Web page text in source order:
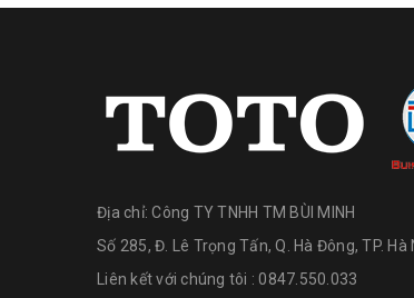
Địa chỉ:Công TY TNHH TM BÙI MINH
Số 285, Đ. Lê Trọng Tấn, Q. Hà Đông, TP. Hà
Liên kết với chúng tôi : 0847.550.033